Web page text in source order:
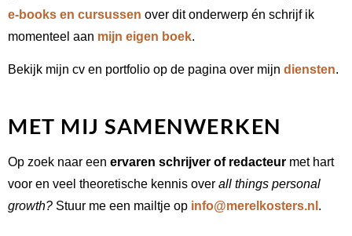
e-books en cursussen over dit onderwerp én schrijf ik
momenteel aan mijn eigen boek.
Bekijk mijn cv en portfolio op de pagina over mijn diensten.
MET MIJ SAMENWERKEN
Op zoek naar een ervaren schrijver of redacteur met hart
voor en veel theoretische kennis over all things personal
growth? Stuur me een mailtje op info@merelkosters.nl .